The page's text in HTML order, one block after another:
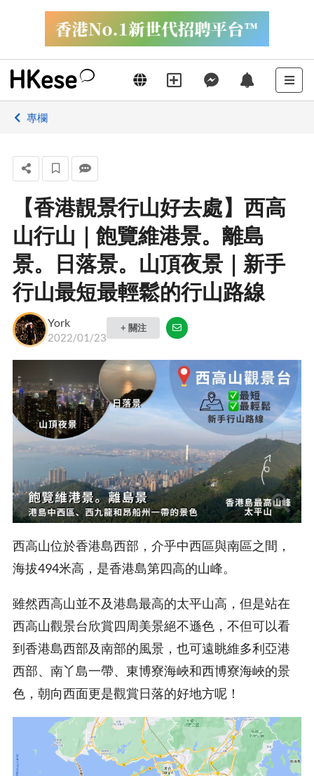
專欄
【香港靚景行山好去處】西高
山行山｜飽覽維港景。離島
景。日落景。山頂夜景｜新手
行山最短最輕鬆的行山路線
York
2022/01/23
+ 關注
西高山位於香港島西部，介乎中西區與南區之間，
海拔494米高，是香港島第四高的山峰。
雖然西高山並不及港島最高的太平山高，但是站在
西高山觀景台欣賞四周美景絕不遜色，不但可以看
到香港島西部及南部的風景，也可遠眺維多利亞港
西部、南丫島一帶、東博寮海峽和西博寮海峽的景
色，朝向西面更是觀賞日落的好地方呢！